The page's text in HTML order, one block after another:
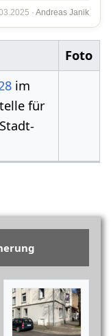
·Andreas Janik
Foto
im
für